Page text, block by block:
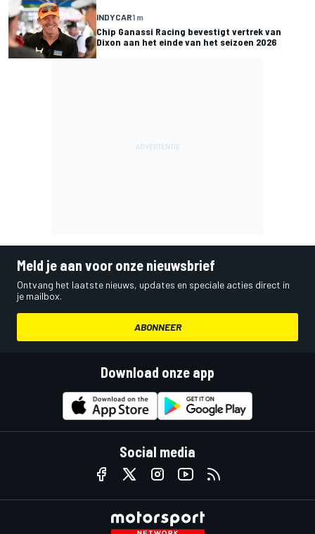
INDYCAR1 m
Chip Ganassi Racing bevestigt vertrek van
Dixon aan het einde van het seizoen 2026
Meld je aan voor onze nieuwsbrief
Ontvang het laatste nieuws, updates en speciale acties direct in
je mailbox.
ABONNEER
Download onze app
Social media